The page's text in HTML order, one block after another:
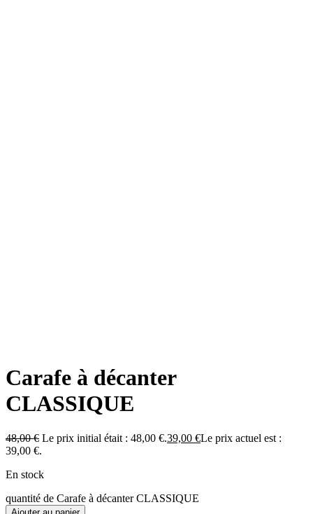
Carafe à décanter
CLASSIQUE
48,00€ Le prix initial était : 48,00 €.39,00 €Le prix actuel est :
39,00 €.
En stock
quantité de Carafe à décanter CLASSIQUE